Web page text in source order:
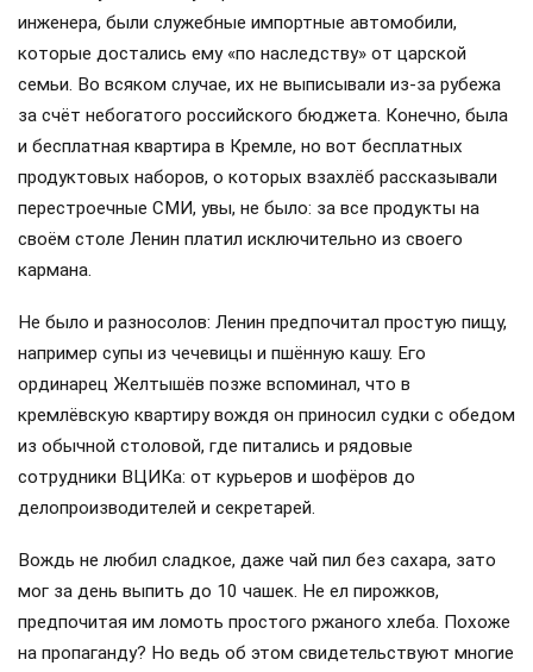
инженера, были служебные импортные автомобили,
которые достались ему «по наследству» от царской
семьи. Во всяком случае, их не выписывали из-за рубежа
за счёт небогатого российского бюджета. Конечно, была
и бесплатная квартира в Кремле, но вот бесплатных
продуктовых наборов, о которых взахлёб рассказывали
перестроечные СМИ, увы, не было: за все продукты на
своём столе Ленин платил исключительно из своего
кармана.
Не было и разносолов: Ленин предпочитал простую пищу,
например супы из чечевицы и пшённую кашу. Его
ординарец Желтышёв позже вспоминал, что в
кремлёвскую квартиру вождя он приносил судки с обедом
из обычной столовой, где питались и рядовые
сотрудники ВЦИКа: от курьеров и шофёров до
делопроизводителей и секретарей.
Вождь не любил сладкое, даже чай пил без сахара, зато
мог за день выпить до 10 чашек. Не ел пирожков,
предпочитая им ломоть простого ржаного хлеба. Похоже
на пропаганду? Но ведь об этом свидетельствуют многие